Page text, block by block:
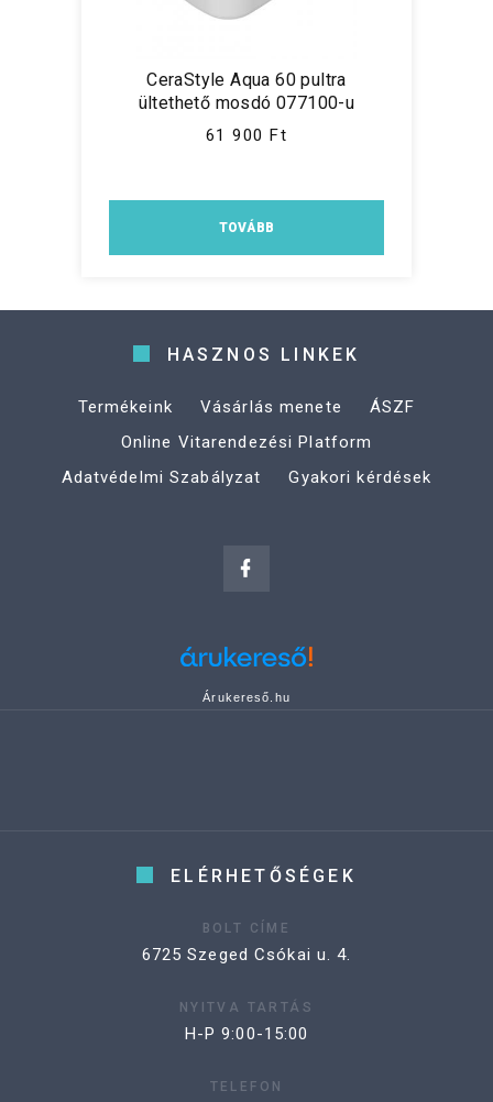
CeraStyle Aqua 60 pultra
ültethető mosdó 077100-u
61 900 Ft
TOVÁBB
HASZNOS LINKEK
Termékeink Vásárlás menete
ÁSZF
Online Vitarendezési Platform
Adatvédelmi Szabályzat
Gyakori kérdések
Árukereső.hu
ELÉRHETŐSÉGEK
BOLT CÍME
6725 Szeged Csókai u. 4.
NYITVA TARTÁS
H-P 9:00-15:00
TELEFON